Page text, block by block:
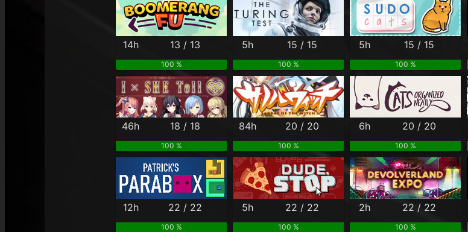
14h 13 / 13
100 %
5h 15 / 15
100 %
5h 15 / 15
100 %
46h 18 / 18
100 %
84h 20 / 20
100 %
6h 20 / 20
100 %
12h 22 / 22
100 %
5h 22 / 22
100 %
2h 22 / 22
100 %